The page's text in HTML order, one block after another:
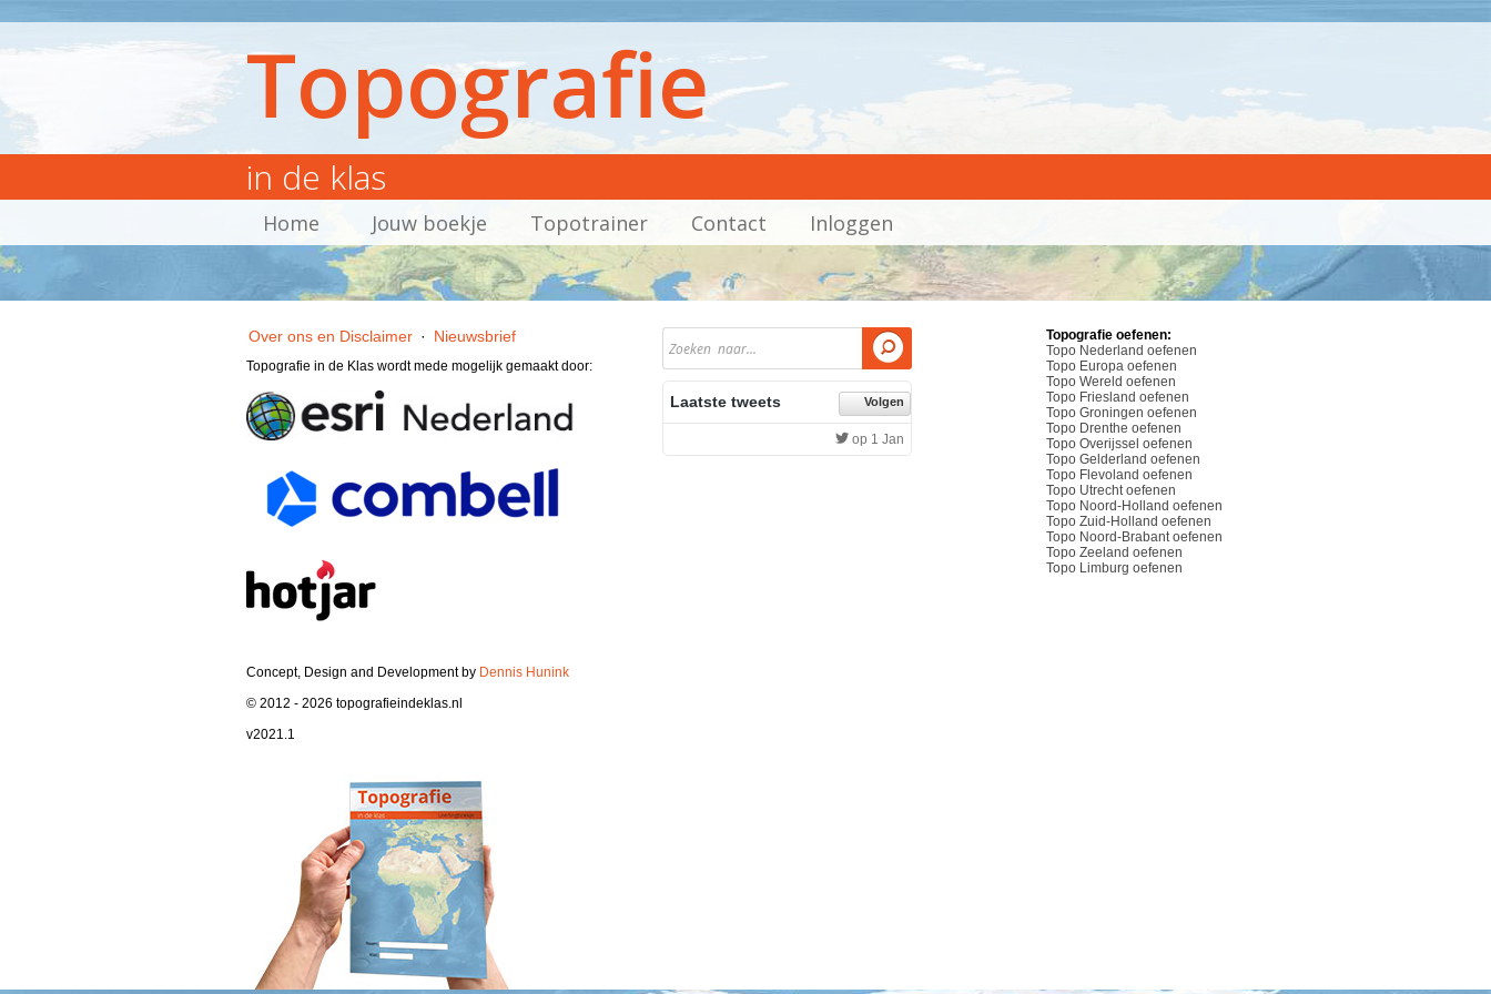
Topografie
in de klas
Home Jouw boekje Topotrainer Contact Inloggen
Over ons en Disclaimer · Nieuwsbrief
Topografie in de Klas wordt mede mogelijk gemaakt door:
Concept, Design and Development by Dennis Hunink
© 2012 - 2026 topografieindeklas.nl
v2021.1

Laatste tweets Volgen
op 1 Jan
Topografie oefenen:
Topo Nederland oefenen
Topo Europa oefenen
Topo Wereld oefenen
Topo Friesland oefenen
Topo Groningen oefenen
Topo Drenthe oefenen
Topo Overijssel oefenen
Topo Gelderland oefenen
Topo Flevoland oefenen
Topo Utrecht oefenen
Topo Noord-Holland oefenen
Topo Zuid-Holland oefenen
Topo Noord-Brabant oefenen
Topo Zeeland oefenen
Topo Limburg oefenen